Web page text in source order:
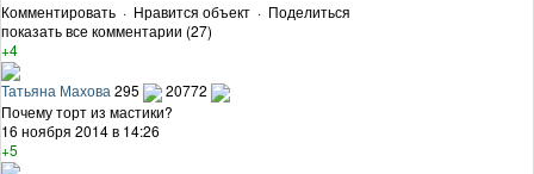
Комментировать · Нравится объект · Поделиться
показать все комментарии (27)
+4
Татьяна Махова 295
20772
Почему торт из мастики?
16 ноября 2014 в 14:26
+5